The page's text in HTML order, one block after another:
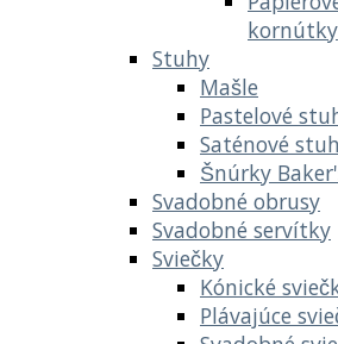
kornútky
Stuhy
Mašle
Pastelové
Saténové
Šnúrky
Svadobné obrusy
Svadobné servítky
Sviečky
Kónické
Plávajúce